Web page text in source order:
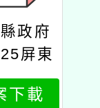
政府
屏東
」徵
章
下載